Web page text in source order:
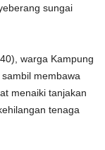
sungai
warga Kampung
membawa
menaiki tanjakan
tenaga